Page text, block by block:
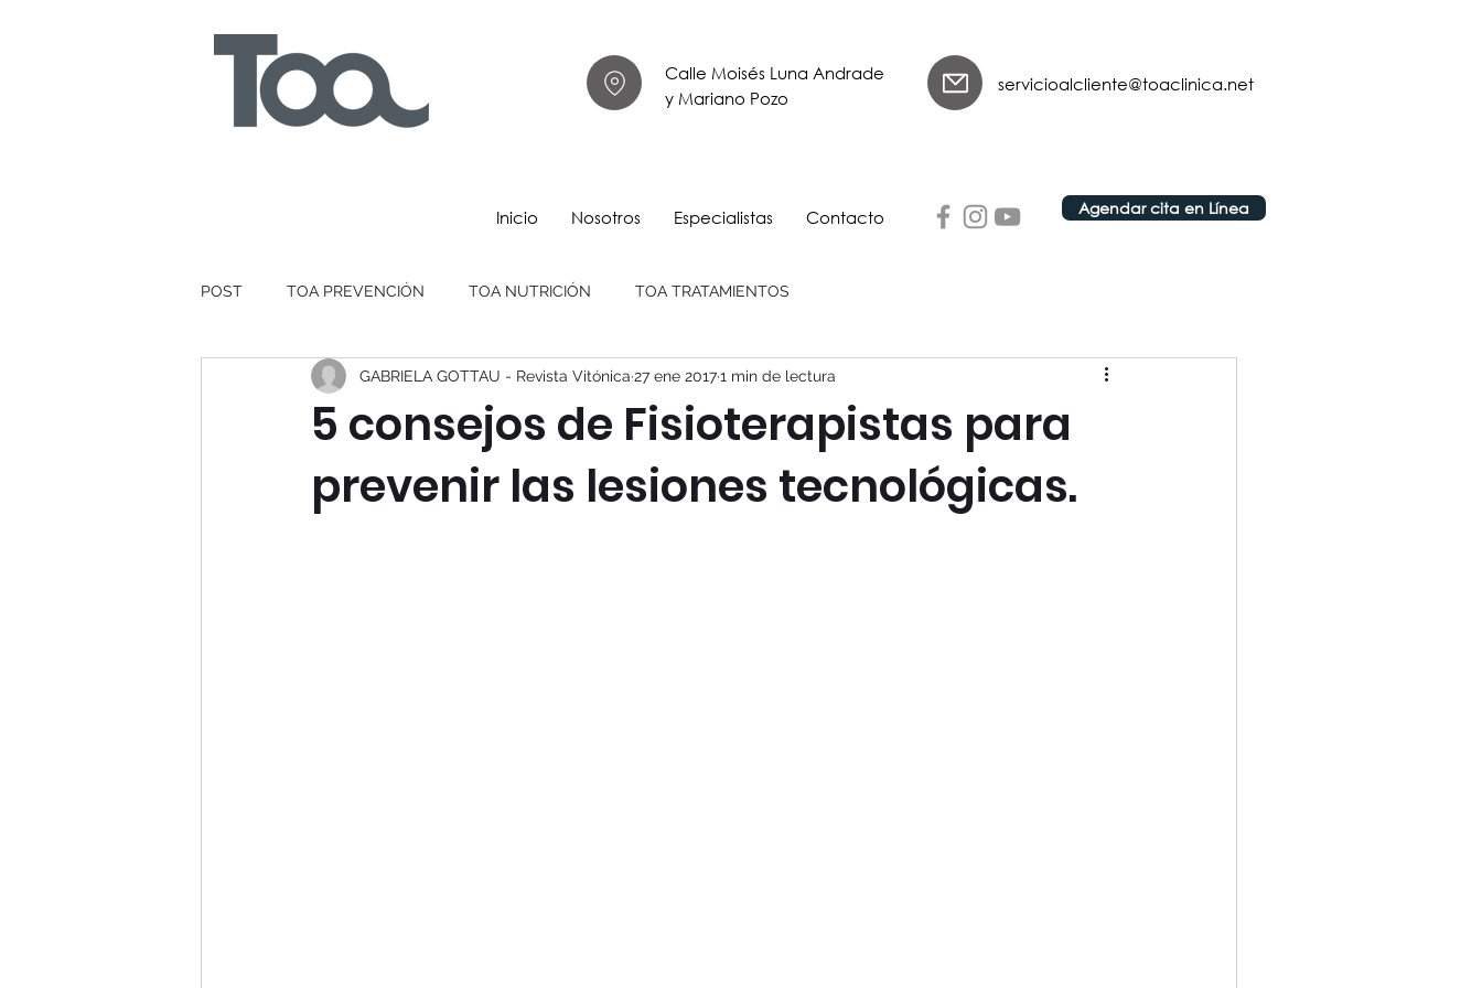
Calle Moisés Luna Andrade
y Mariano Pozo
servicioalcliente@toaclinica.net
Inicio Nosotros Especialistas Contacto Agendar cita en Línea
POST TOA PREVENCIÓN TOA NUTRICIÓN TOA TRATAMIENTOS
5 consejos de Fisioterapistas para
prevenir las lesiones tecnológicas.
GABRIELA GOTTAU - Revista Vitónica 27 ene 20171 min de lectura